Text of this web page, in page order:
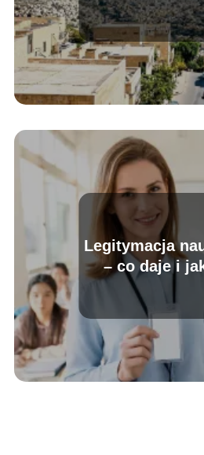
zabytki,
Legitymacja
– co daje i